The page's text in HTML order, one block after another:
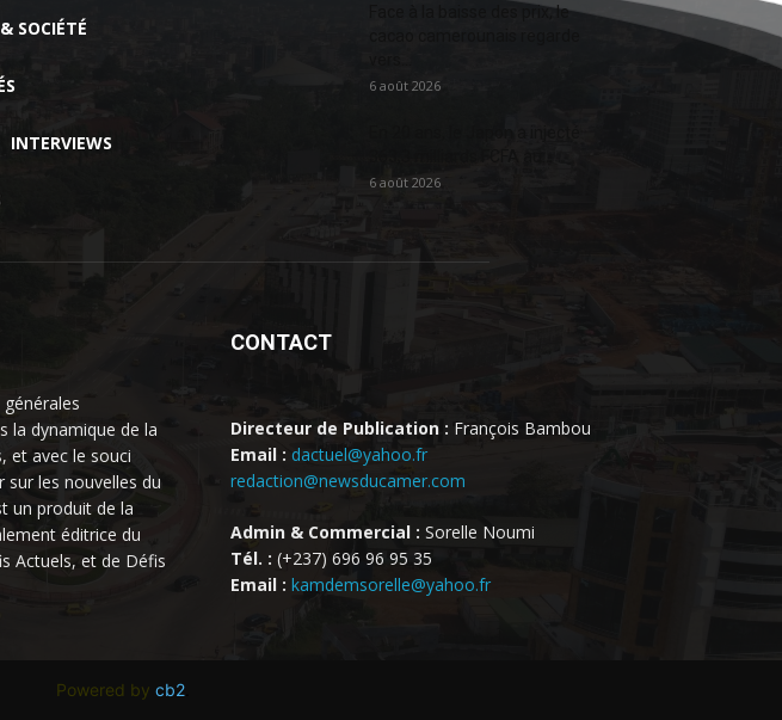
SOCIÉTÉ
INTERVIEWS
Face à la baisse des prix, le
6 août 2026
6 août 2026
la dynamique de la
et avec le souci
sur les nouvelles du
un produit de la
éditrice du
Actuels, et de Défis
CONTACT
Directeur de Publication : François Bambou
Email : dactuel@yahoo.fr
redaction@newsducamer.com
Admin & Commercial : Sorelle Noumi
Tél. : (+237) 696 96 95 35
Email : kamdemsorelle@yahoo.fr
Powered by cb2